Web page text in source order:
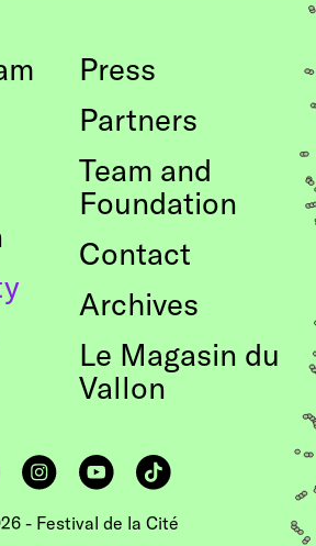
Press
Partners
Team and
Foundation
Contact
Archives
Le Magasin du
Vallon
InstagramYouTubeTikTok
- Festival de la Cité